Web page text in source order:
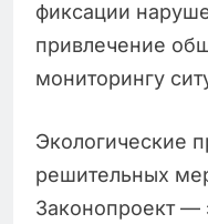
фиксации
привлечение
мониторингу
Экологические
решительных
Законопроект —